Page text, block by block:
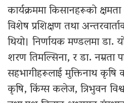
कार्यक्रममा किसानहरूको
विशेष प्रशिक्षण तथा
थियो। निर्णायक मण्डलमा डा.
शरण तिमल्सिना, र डा. नम्रता
सहभागीहरूलाई मुक्तिनाथ कृषि
कृषि, किंग्स कलेज, त्रिभुवन